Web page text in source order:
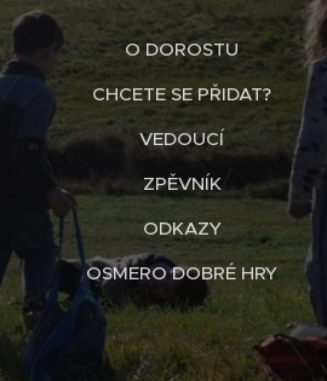
O DOROSTU
CHCETE SE PŘIDAT?
VEDOUCÍ
ZPĚVNÍK
ODKAZY
OSMERO DOBRÉ HRY